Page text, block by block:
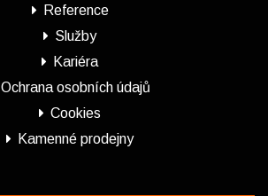
Reference
Služby
Kariéra
Ochrana osobních údajů
Cookies
Kamenné prodejny